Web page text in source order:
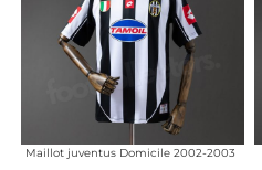
Maillot juventus Domicile 2002-2003